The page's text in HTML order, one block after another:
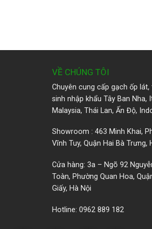
VỀ CHÚNG TÔI
Chuyên cung cấp gạch ốp lát,
sinh nhập khẩu Tây Ban Nha,
Malaysia, Thái Lan, Ấn Độ,
Showroom : 463 Minh Khai,
Vĩnh Tuy, Quận Hai Bà Trưng,
Cửa hàng: 3a – Ngõ 92
Toàn, Phường Quan Hoa,
Giấy, Hà Nội
Hotline: 0962 889 182